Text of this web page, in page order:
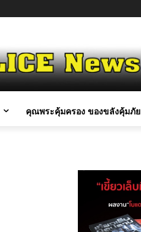
คุณพระคุ้มครอง ของขลังคุ้มภัย